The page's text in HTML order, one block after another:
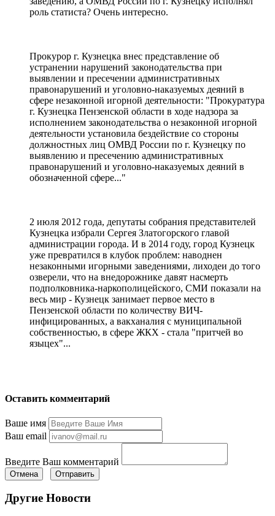
роль статиста? Очень интересно.
Прокурор г. Кузнецка внес представление об
устранении нарушений законодательства при
выявлении и пресечении административных
правонарушений и уголовно-наказуемых деяний в
сфере незаконной игорной деятельности: "Прокуратура
г. Кузнецка Пензенской области в ходе надзора за
исполнением законодательства о незаконной игорной
деятельности установила бездействие со стороны
должностных лиц ОМВД России по г. Кузнецку по
выявлению и пресечению административных
правонарушений и уголовно-наказуемых деяний в
обозначенной сфере..."
2 июля 2012 года, депутаты собрания представителей
Кузнецка избрали Сергея Златогорского главой
администрации города. И в 2014 году, город Кузнецк
уже превратился в клубок проблем: наводнен
незаконными игорными заведениями, лиходеи до того
озверели, что на внедорожнике давят насмерть
подполковника-наркополицейского, СМИ показали на
весь мир - Кузнецк занимает первое место в
Пензенской области по количеству ВИЧ-
инфицированных, а вакханалия с муниципальной
собственностью, в сфере ЖКХ - стала "притчей во
языцех"...
Оставить комментарий
Ваше имя
Ваш email
Введите Ваш комментарий
Отмена Отправить
Другие Новости